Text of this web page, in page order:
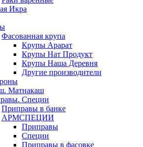
Икра
Фасованная крупа
Крупы Арарат
Крупы Нат Продукт
Крупы Наша Деревня
Другие производители
Матнакаш
Специи
Приправы в банке
АРМСПЕЦИИ
Приправы
Специи
Приправы в фасовке